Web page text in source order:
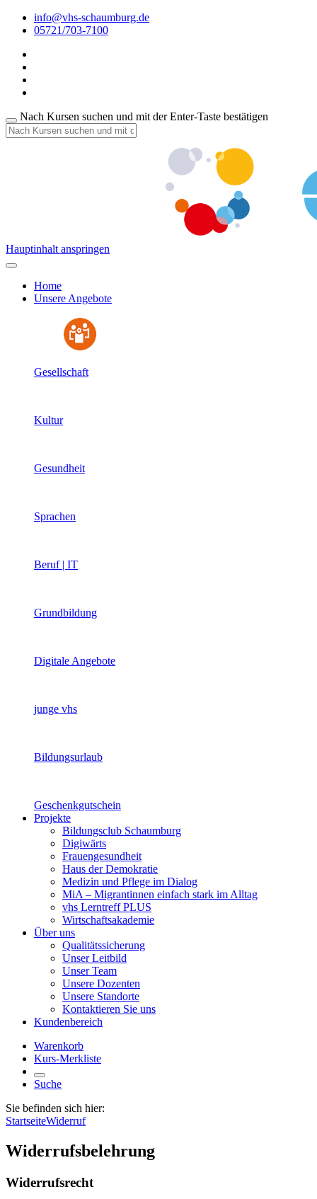
info@vhs-schaumburg.de
05721/703-7100
Nach Kursen suchen und mit der Enter-Taste bestätigen
Hauptinhalt anspringen
Home
Unsere Angebote
Gesellschaft
Kultur
Gesundheit
Sprachen
Beruf | IT
Grundbildung
Digitale Angebote
junge vhs
Bildungsurlaub
Geschenkgutschein
Projekte
Bildungsclub Schaumburg
Digiwärts
Frauengesundheit
Haus der Demokratie
Medizin und Pflege im Dialog
MiA – Migrantinnen einfach stark im Alltag
vhs Lerntreff PLUS
Wirtschaftsakademie
Über uns
Qualitätssicherung
Unser Leitbild
Unser Team
Unsere Dozenten
Unsere Standorte
Kontaktieren Sie uns
Kundenbereich
Warenkorb
Kurs-Merkliste
Suche
Sie befinden sich hier:
StartseiteWiderruf
Widerrufsbelehrung
Widerrufsrecht